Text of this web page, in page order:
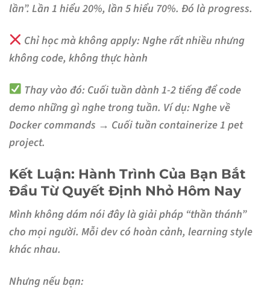
lần”. Lần 1 hiểu 20%, lần 5 hiểu 70%. Đó là progress.
Chỉ học mà không apply:Nghe rất nhiều nhưng
không code, không thực hành
Thay vào đó: Cuối tuần dành 1-2 tiếng để code
demo những gì nghe trong tuần. Ví dụ: Nghe về
Docker commands → Cuối tuần containerize 1 pet
project.
Kết Luận: Hành Trình Của Bạn Bắt
Đầu Từ Quyết Định Nhỏ Hôm Nay
Mình không dám nói đây là giải pháp “thần thánh”
cho mọi người. Mỗi dev có hoàn cảnh, learning style
khác nhau.
Nhưng nếu bạn: